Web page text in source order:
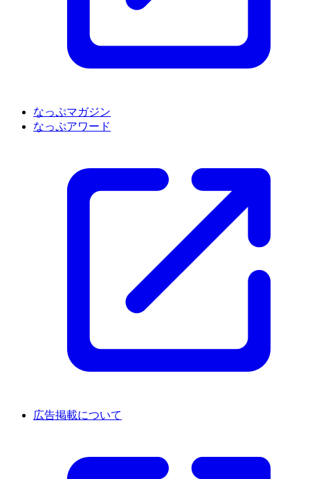
なっぷマガジン
なっぷアワード
広告掲載について